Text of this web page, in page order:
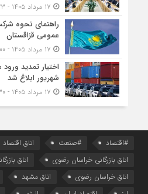
راهنمای نحوه
عمومی قزاقستان
اختیار تمدید
شهریور ابلاغ شد
#اقتصاد #صنعت اتاق اقتصاد
اتاق بازرگانی خراسان رضوی
اتاق
اتاق خراسان رضوی
اتاق مشهد